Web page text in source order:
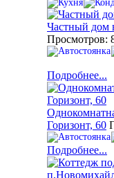
Частный дом
Просмотров:
Подробнее...
Горизонт, 60
Подробнее...